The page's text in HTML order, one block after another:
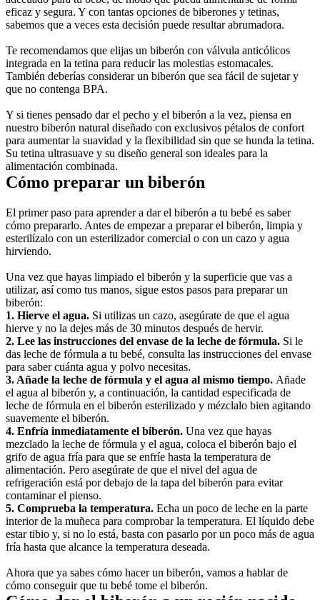
eficaz y segura. Y con tantas opciones de biberones y tetinas,
sabemos que a veces esta decisión puede resultar abrumadora.
Te recomendamos que elijas un biberón con válvula anticólicos
integrada en la tetina para reducir las molestias estomacales.
También deberías considerar un biberón que sea fácil de sujetar y
que no contenga BPA.
Y si tienes pensado dar el pecho y el biberón a la vez, piensa en
nuestro biberón natural diseñado con exclusivos pétalos de confort
para aumentar la suavidad y la flexibilidad sin que se hunda la tetina.
Su tetina ultrasuave y su diseño general son ideales para la
alimentación combinada.
Cómo preparar un biberón
El primer paso para aprender a dar el biberón a tu bebé es saber
cómo prepararlo. Antes de empezar a preparar el biberón, limpia y
esterilízalo con un esterilizador comercial o con un cazo y agua
hirviendo.
Una vez que hayas limpiado el biberón y la superficie que vas a
utilizar, así como tus manos, sigue estos pasos para preparar un
biberón:
1. Hierve el agua. Si utilizas un cazo, asegúrate de que el agua
hierve y no la dejes más de 30 minutos después de hervir.
2. Lee las instrucciones del envase de la leche de fórmula. Si le
das leche de fórmula a tu bebé, consulta las instrucciones del envase
para saber cuánta agua y polvo necesitas.
3. Añade la leche de fórmula y el agua al mismo tiempo. Añade
el agua al biberón y, a continuación, la cantidad especificada de
leche de fórmula en el biberón esterilizado y mézclalo bien agitando
suavemente el biberón.
4. Enfría inmediatamente el biberón. Una vez que hayas
mezclado la leche de fórmula y el agua, coloca el biberón bajo el
grifo de agua fría para que se enfríe hasta la temperatura de
alimentación. Pero asegúrate de que el nivel del agua de
refrigeración está por debajo de la tapa del biberón para evitar
contaminar el pienso.
5. Comprueba la temperatura. Echa un poco de leche en la parte
interior de la muñeca para comprobar la temperatura. El líquido debe
estar tibio y, si no lo está, basta con pasarlo por un poco más de agua
fría hasta que alcance la temperatura deseada.
Ahora que ya sabes cómo hacer un biberón, vamos a hablar de
cómo conseguir que tu bebé tome el biberón.